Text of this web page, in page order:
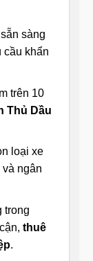
sàng
cầu khẩn
trên 10
Thủ Dầu
loại xe
ngân
trong
thuê
.